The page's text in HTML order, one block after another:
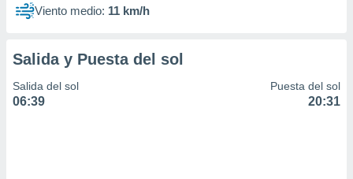
Viento medio: 11 km/h
Salida y Puesta del sol
Salida del sol
06:39
Puesta del sol
20:31